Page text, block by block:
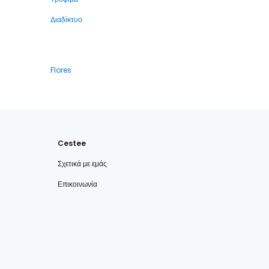
Διαδίκτυο
Flores
Cestee
Σχετικά με εμάς
Επικοινωνία